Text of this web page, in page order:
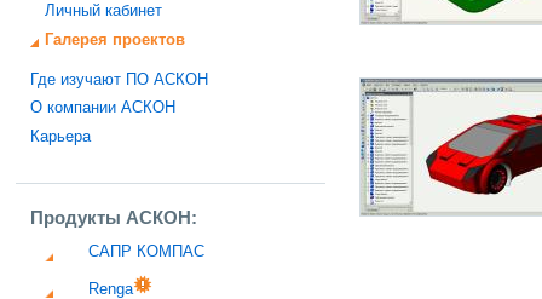
Личный кабинет
Галерея проектов
Где изучают ПО АСКОН
О компании АСКОН
Карьера
Продукты АСКОН:
САПР КОМПАС
Renga